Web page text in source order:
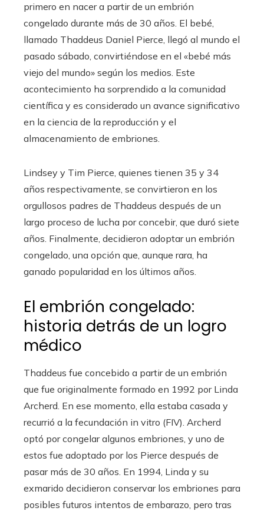
primero en nacer a partir de un embrión
congelado durante más de 30 años. El bebé,
llamado Thaddeus Daniel Pierce, llegó al mundo el
pasado sábado, convirtiéndose en el «bebé más
viejo del mundo» según los medios. Este
acontecimiento ha sorprendido a la comunidad
científica y es considerado un avance significativo
en la ciencia de la reproducción y el
almacenamiento de embriones.
Lindsey y Tim Pierce, quienes tienen 35 y 34
años respectivamente, se convirtieron en los
orgullosos padres de Thaddeus después de un
largo proceso de lucha por concebir, que duró siete
años. Finalmente, decidieron adoptar un embrión
congelado, una opción que, aunque rara, ha
ganado popularidad en los últimos años.
El embrión congelado:
historia detrás de un logro
médico
Thaddeus fue concebido a partir de un embrión
que fue originalmente formado en 1992 por Linda
Archerd. En ese momento, ella estaba casada y
recurrió a la fecundación in vitro (FIV). Archerd
optó por congelar algunos embriones, y uno de
estos fue adoptado por los Pierce después de
pasar más de 30 años. En 1994, Linda y su
exmarido decidieron conservar los embriones para
posibles futuros intentos de embarazo, pero tras